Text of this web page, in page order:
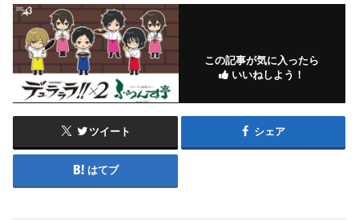
この記事が気に入ったら
いいねしよう！
ツイート シェア
はてブ